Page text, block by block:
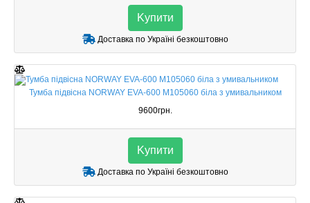
Kупити
Доставка по Україні безкоштовно
Тумба підвісна NORWAY EVA-600 M105060 біла з умивальником
9600грн.
Kупити
Доставка по Україні безкоштовно